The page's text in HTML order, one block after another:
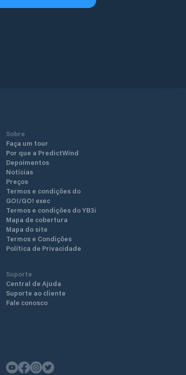
Sobre
Faça um tour
Por que a PredictWind
Depoimentos
Notícias
Preços
Termos e condições do
GO!/GO! exec
Termos e condições do YB3i
Mapa de cobertura
Mapa do site
Termos e Condições
Política de Privacidade
Suporte
Central de Ajuda
Suporte ao cliente
Fale conosco